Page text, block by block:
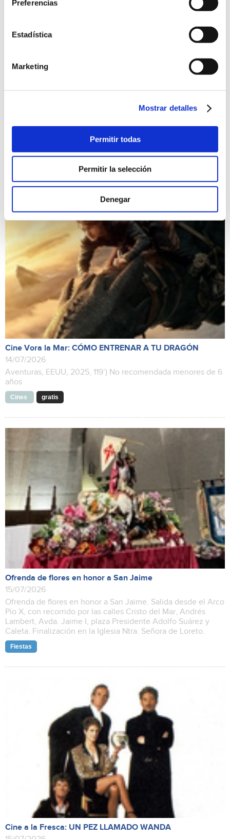
Preferencias
Estadística
Marketing
Mostrar detalles
Permitir todas
Permitir la selección
Denegar
11/07/2026
Presentación de las Fiestas de Moros y Cristians 2026 y
actuación musical
Cine Vora la Mar: CÓMO ENTRENAR A TU DRAGÓN
14/07/2026
Aventuras, EEUU, 2025, 119’) No recomendada menores de 6
años
Cines gratis
Ofrenda de flores en honor a San Jaime
15/07/2026
Ofrenda de flores en honor a San Jaime. Salida desde el Arco
Pío X, con recorrido por las calles Cristo del Mar, Andrés
Lambert, Avda. Jaime I, plaza Presidente Adolfo Suárez y
Caleta. Finalización en la Iglesia Ntra. Señora de Loreto.
Fiestas
Cine a la Fresca: UN PEZ LLAMADO WANDA